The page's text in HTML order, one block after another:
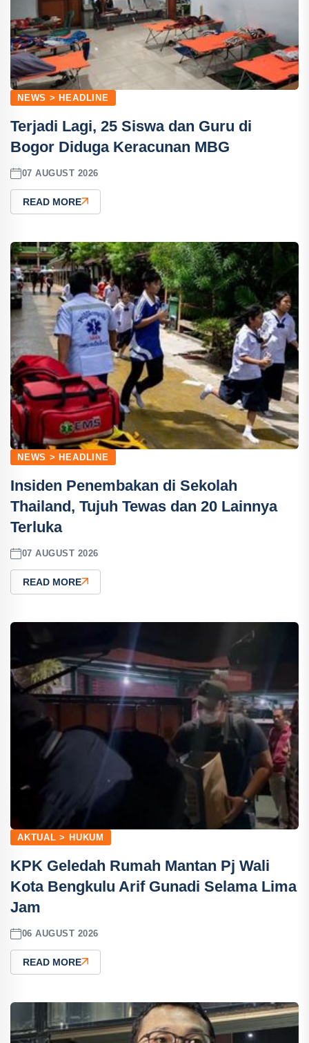
NEWS > HEADLINE
Terjadi Lagi, 25 Siswa dan Guru di
Bogor Diduga Keracunan MBG
07 AUGUST 2026
READ MORE
NEWS > HEADLINE
Insiden Penembakan di Sekolah
Thailand, Tujuh Tewas dan 20 Lainnya
Terluka
07 AUGUST 2026
READ MORE
AKTUAL > HUKUM
KPK Geledah Rumah Mantan Pj Wali
Kota Bengkulu Arif Gunadi Selama Lima
Jam
06 AUGUST 2026
READ MORE